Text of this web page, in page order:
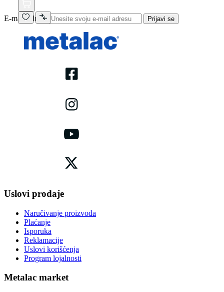
E-mail adresa Prijavi se
Uslovi prodaje
Naručivanje proizvoda
Plaćanje
Isporuka
Reklamacije
Uslovi korišćenja
Program lojalnosti
Metalac market